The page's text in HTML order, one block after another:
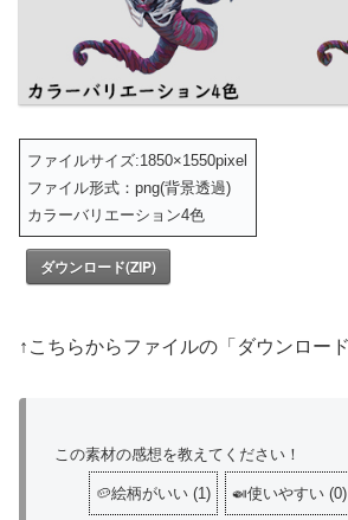
ファイルサイズ:1850×1550pixel
ファイル形式：png(背景透過)
カラーバリエーション4色
ダウンロード(ZIP)
↑こちらからファイルの「ダウンロー
この素材の感想を教えてください！
🥔絵柄がいい (1) 🍛使いやすい (0)